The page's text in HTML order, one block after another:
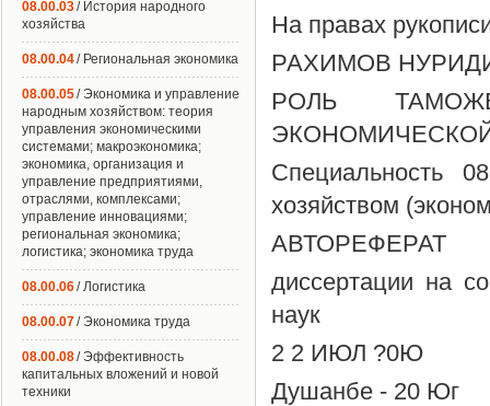
На правах
РАХИМОВ
РОЛЬ
Специальность
хозяйством
АВТОРЕФЕРАТ
диссертации на
наук
2 2 ИЮЛ ?0Ю
Душанбе - 20 Юг
08.00.03/ История народного
хозяйства
08.00.04/ Региональная экономика
08.00.05/ Экономика и управление
народным хозяйством: теория
управления экономическими
системами; макроэкономика;
экономика, организация и
управление предприятиями,
отраслями, комплексами;
управление инновациями;
региональная экономика;
логистика; экономика труда
08.00.06/ Логистика
08.00.07/ Экономика труда
08.00.08/ Эффективность
капитальных вложений и новой
техники